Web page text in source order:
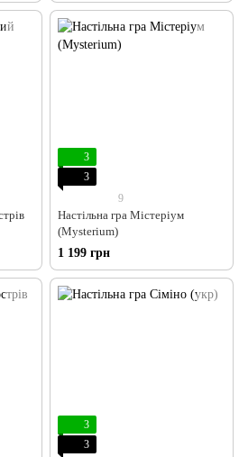
3
3
9
Настільна гра Містеріум
(Mysterium)
1 199 грн
3
3